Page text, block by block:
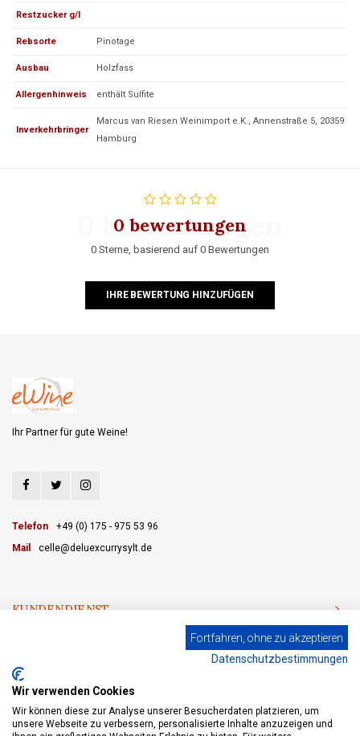
Restzucker g/l
Rebsorte Pinotage
Ausbau Holzfass
Allergenhinweis enthält Sulfite
Inverkehrbringer
Marcus van Riesen Weinimport e.K., Annenstraße 5, 20359
Hamburg
0 bewertungen
0 bewertungen
0 Sterne, basierend auf 0 Bewertungen
IHRE BEWERTUNG HINZUFÜGEN
Ihr Partner für gute Weine!
Telefon
+49 (0) 175 - 975 53 96
Mail
celle@deluexcurrysylt.de
KUNDENDIENST
MEIN KONTO
Fortfahren, ohne zu akzeptieren
Datenschutzbestimmungen
Wir verwenden Cookies
Wir können diese zur Analyse unserer Besucherdaten platzieren, um
unsere Webseite zu verbessern, personalisierte Inhalte anzuzeigen und